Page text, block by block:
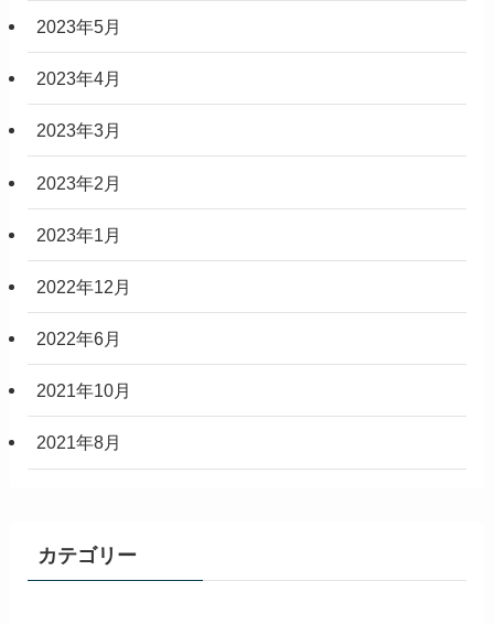
2023年5月
2023年4月
2023年3月
2023年2月
2023年1月
2022年12月
2022年6月
2021年10月
2021年8月
カテゴリー